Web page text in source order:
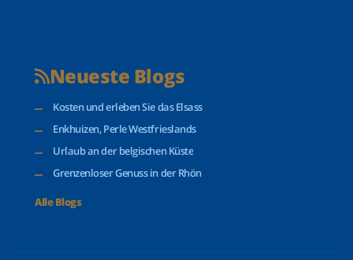
Neueste Blogs
Kosten und erleben Sie das Elsass
Enkhuizen, Perle Westfrieslands
Urlaub an der belgischen Küste
Grenzenloser Genuss in der Rhön
Alle Blogs